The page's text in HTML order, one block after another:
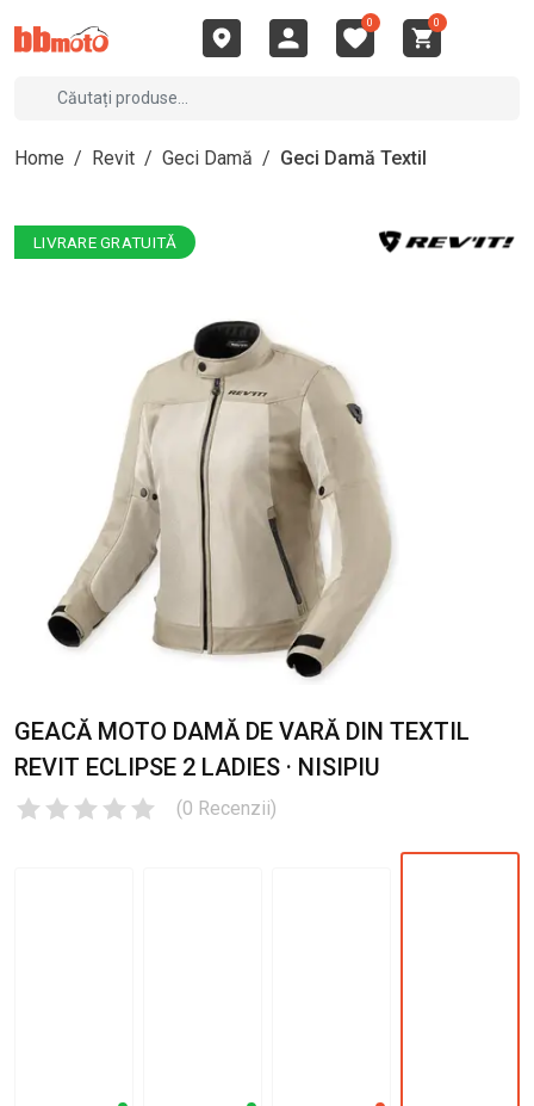
0 0
Home / Revit / Geci Damă / Geci Damă Textil
LIVRARE GRATUITĂ
GEACĂ MOTO DAMĂ DE VARĂ DIN TEXTIL
REVIT ECLIPSE 2 LADIES · NISIPIU
(0 Recenzii)